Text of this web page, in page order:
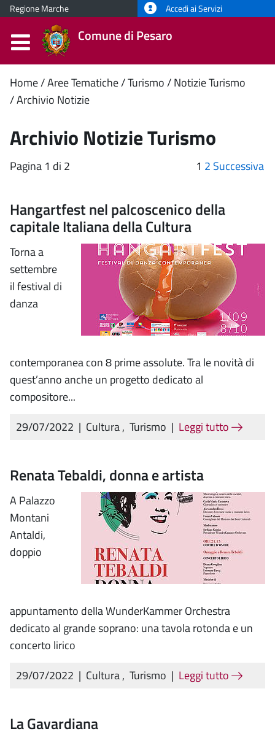
Regione Marche Accedi ai Servizi
Comune di Pesaro
Contenuto
Home Aree Tematiche Turismo
Notizie Turismo
Archivio Notizie
Archivio Notizie Turismo
Pagina 1 di 2 1 2 Successiva
Hangartfest nel palcoscenico della
capitale Italiana della Cultura
Torna a
settembre
il festival di
danza
contemporanea con 8 prime assolute. Tra le novità di
quest’anno anche un progetto dedicato al
compositore...
29/07/2022 | Cultura, Turismo | Leggi tutto
Renata Tebaldi, donna e artista
A Palazzo
Montani
Antaldi,
doppio
appuntamento della WunderKammer Orchestra
dedicato al grande soprano: una tavola rotonda e un
concerto lirico
29/07/2022 | Cultura, Turismo | Leggi tutto
La Gavardiana